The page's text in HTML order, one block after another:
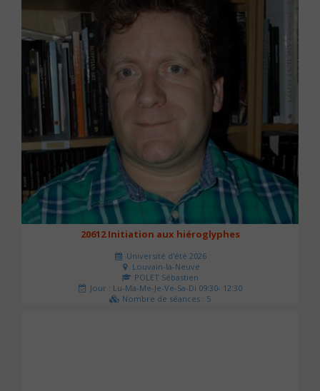
20612 Initiation aux hiéroglyphes
Université d'été 2026
Louvain-la-Neuve
POLET Sébastien
Jour : Lu-Ma-Me-Je-Ve-Sa-Di 09:30- 12:30
Nombre de séances : 5